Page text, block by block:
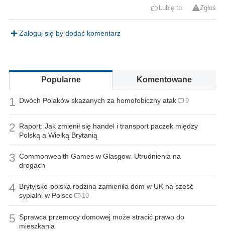
Lubię to Zgłoś
Zaloguj się by dodać komentarz
Popularne Komentowane
1 Dwóch Polaków skazanych za homofobiczny atak 9
2 Raport: Jak zmienił się handel i transport paczek między
Polską a Wielką Brytanią
3 Commonwealth Games w Glasgow. Utrudnienia na
drogach
4 Brytyjsko-polska rodzina zamieniła dom w UK na sześć
sypialni w Polsce
10
5 Sprawca przemocy domowej może stracić prawo do
mieszkania